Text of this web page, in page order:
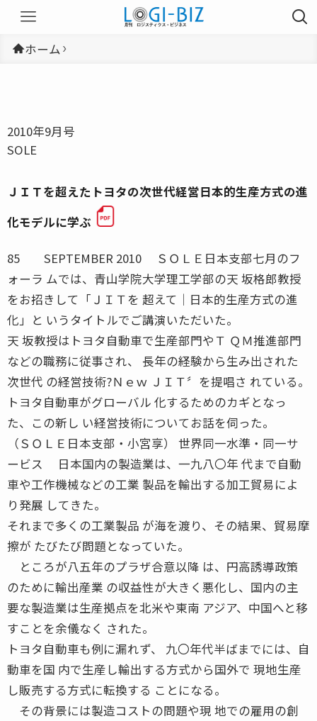
ホーム
2010年9月号
SOLE
ＪＩＴを超えたトヨタの次世代経営日本的生産方式の進
化モデルに学ぶ
85 SEPTEMBER 2010 ＳＯＬＥ日本支部七月のフ
ォーラ ムでは、青山学院大学理工学部の天 坂格郎教授
をお招きして「ＪＩＴを 超えて│日本的生産方式の進
化」と いうタイトルでご講演いただいた。
天 坂教授はトヨタ自動車で生産部門やＴ ＱＭ推進部門
などの職務に従事され、 長年の経験から生み出された
次世代 の経営技術?Ｎｅｗ ＪＩＴ〞を提唱さ れている。
トヨタ自動車がグローバル 化するためのカギとなっ
た、この新し い経営技術についてお話を伺った。
（ＳＯＬＥ日本支部・小宮享） 世界同一水準・同一サ
ービス 日本国内の製造業は、一九八〇年 代まで自動
車や工作機械などの工業 製品を輸出する加工貿易によ
り発展 してきた。
それまで多くの工業製品 が海を渡り、その結果、貿易摩
擦が たびたび問題となっていた。
ところが八五年のプラザ合意以降 は、円高誘導政策
のために輸出産業 の収益性が大きく悪化し、国内の主
要な製造業は生産拠点を北米や東南 アジア、中国へと移
すことを余儀なく された。
トヨタ自動車も例に漏れず、 九〇年代半ばまでには、自
動車を国 内で生産し輸出する方式から国外で 現地生産
し販売する方式に転換する ことになる。
その背景には製造コストの問題や現 地での雇用の創